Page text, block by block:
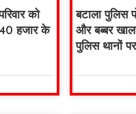
को
हजार के
बटाला पुलिस
और बब्बर
पुलिस थानों